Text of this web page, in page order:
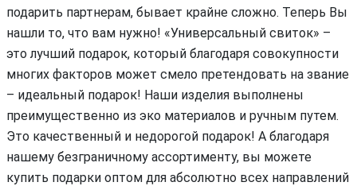
подарить партнерам, бывает крайне сложно. Теперь Вы
нашли то, что вам нужно! «Универсальный свиток» –
это лучший подарок, который благодаря совокупности
многих факторов может смело претендовать на звание
– идеальный подарок! Наши изделия выполнены
преимущественно из эко материалов и ручным путем.
Это качественный и недорогой подарок! А благодаря
нашему безграничному ассортименту, вы можете
купить подарки оптом для абсолютно всех направлений